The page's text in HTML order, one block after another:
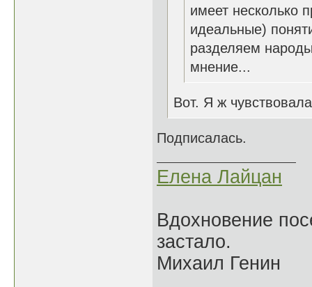
имеет несколько
идеальные)
разделяем
мнение...
Вот. Я ж
Подписалась.
Елена Лайцан
Вдохновение
застало.
Михаил Генин